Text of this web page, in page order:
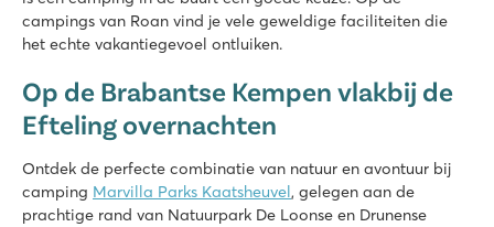
campings van Roan vind je vele geweldige faciliteiten die
het echte vakantiegevoel ontluiken.
Op de Brabantse Kempen vlakbij de
Efteling overnachten
Ontdek de perfecte combinatie van natuur en avontuur bij
camping Marvilla Parks Kaatsheuvel, gelegen aan de
prachtige rand van Natuurpark De Loonse en Drunense